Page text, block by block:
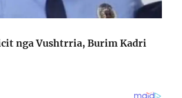
nga Vushtrria, Burim Kadri